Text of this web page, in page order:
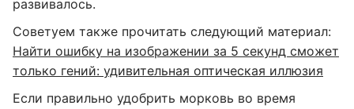
развивалось.
Советуем также прочитать следующий материал:
Найти ошибку на изображении за 5 секунд сможет
только гений: удивительная оптическая иллюзия
Если правильно удобрить морковь во время